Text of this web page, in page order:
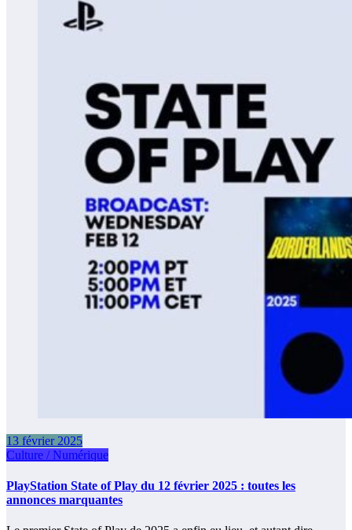
13 février 2025
Culture / Numérique
PlayStation State of Play du 12 février 2025 : toutes les
annonces marquantes